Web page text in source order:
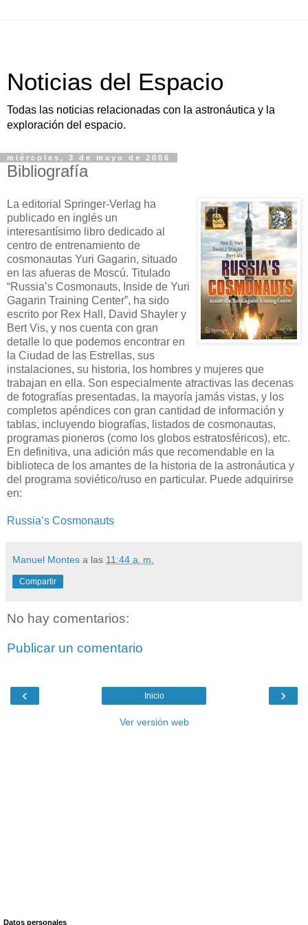
Noticias del Espacio
Todas las noticias relacionadas con la astronáutica y la
exploración del espacio.
miércoles, 3 de mayo de 2006
Bibliografía
La editorial Springer-Verlag ha
publicado en inglés un
interesantísimo libro dedicado al
centro de entrenamiento de
cosmonautas Yuri Gagarin, situado
en las afueras de Moscú. Titulado
“Russia’s Cosmonauts, Inside de Yuri
Gagarin Training Center”, ha sido
escrito por Rex Hall, David Shayler y
Bert Vis, y nos cuenta con gran
detalle lo que podemos encontrar en
la Ciudad de las Estrellas, sus
instalaciones, su historia, los hombres y mujeres que
trabajan en ella. Son especialmente atractivas las decenas
de fotografías presentadas, la mayoría jamás vistas, y los
completos apéndices con gran cantidad de información y
tablas, incluyendo biografías, listados de cosmonautas,
programas pioneros (como los globos estratosféricos), etc.
En definitiva, una adición más que recomendable en la
biblioteca de los amantes de la historia de la astronáutica y
del programa soviético/ruso en particular. Puede adquirirse
en:
Russia’s Cosmonauts
Manuel Montes a las 11:44 a. m.
Compartir
No hay comentarios:
Publicar un comentario
‹ ›
Inicio
Ver versión web
Datos personales